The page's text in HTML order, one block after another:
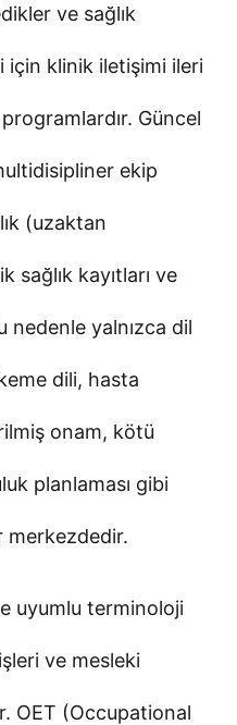
ve sağlık
klinik iletişimi ileri
Güncel
ekip
(uzaktan
kayıtları ve
nedenle yalnızca dil
dili, hasta
onam, kötü
planlaması gibi
merkezdedir.
uyumlu terminoloji
ve mesleki
OET (Occupational